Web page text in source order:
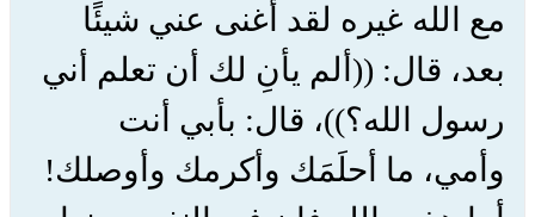
مع الله غيره لقد أغنى عني شيئًا
بعد، قال: ((ألم يأنِ لك أن تعلم أني
رسول الله؟))، قال: بأبي أنت
وأمي، ما أحلَمَك وأكرمك وأوصلك!